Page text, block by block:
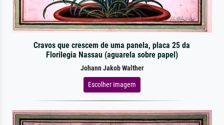
Cravos que crescem de uma panela, placa 25 da
Florilegia Nassau (aguarela sobre papel)
Johann Jakob Walther
Escolher imagem